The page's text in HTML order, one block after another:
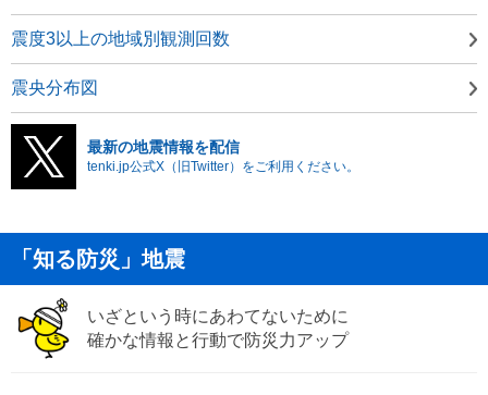
震度3以上の地域別観測回数
震央分布図
最新の地震情報を配信
tenki.jp公式X（旧Twitter）をご利用ください。
「知る防災」地震
いざという時にあわてないために
確かな情報と行動で防災力アップ